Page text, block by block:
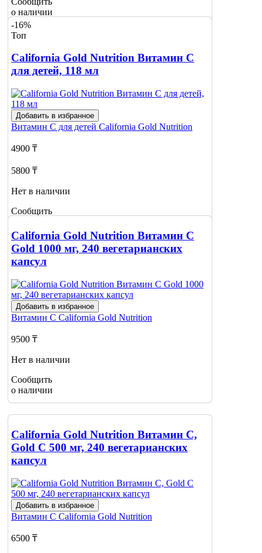
о наличии
-16%
Топ
California Gold Nutrition Витамин С
для детей, 118 мл
Добавить в избранное
Витамин С для детей California Gold Nutrition
4900 ₸
5800 ₸
Нет в наличии
Сообщить
California Gold Nutrition Витамин С
Gold 1000 мг, 240 вегетарианских
капсул
Добавить в избранное
Витамин С California Gold Nutrition
9500 ₸
Нет в наличии
Сообщить
о наличии
California Gold Nutrition Витамин C,
Gold C 500 мг, 240 вегетарианских
капсул
Добавить в избранное
Витамин С California Gold Nutrition
6500 ₸